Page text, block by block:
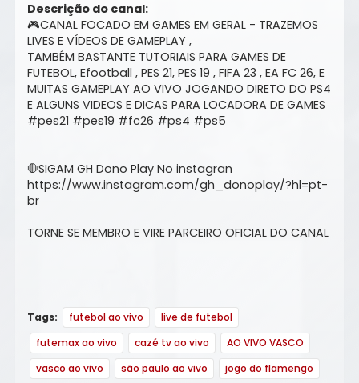
Descrição do canal:
🎮CANAL FOCADO EM GAMES EM GERAL - TRAZEMOS
LIVES E VÍDEOS DE GAMEPLAY ,
TAMBÉM BASTANTE TUTORIAIS PARA GAMES DE
FUTEBOL, Efootball , PES 21, PES 19 , FIFA 23 , EA FC 26, E
MUITAS GAMEPLAY AO VIVO JOGANDO DIRETO DO PS4
E ALGUNS VIDEOS E DICAS PARA LOCADORA DE GAMES
#pes21 #pes19 #fc26 #ps4 #ps5
🛑SIGAM GH Dono Play No instagran
https://www.instagram.com/gh_donoplay/?hl=pt-
br
TORNE SE MEMBRO E VIRE PARCEIRO OFICIAL DO CANAL
Tags: futebol ao vivo
live de futebol
futemax ao vivo
cazé tv ao vivo
AO VIVO VASCO
vasco ao vivo
são paulo ao vivo
jogo do flamengo